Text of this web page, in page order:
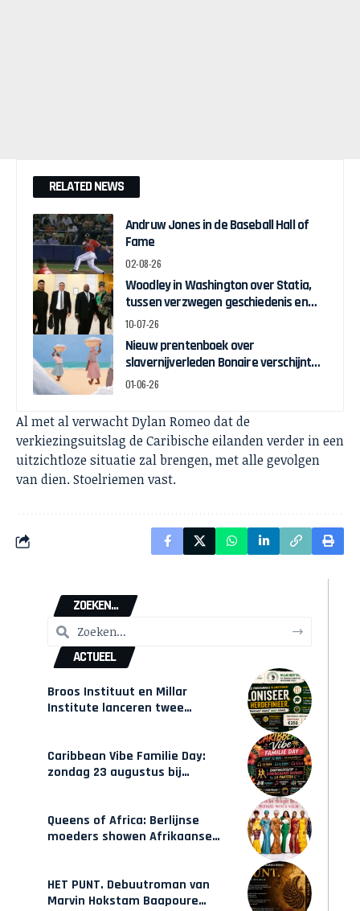
RELATED NEWS
Andruw Jones in de Baseball Hall of
Fame
02-08-26
Woodley in Washington over Statia,
tussen verzwegen geschiedenis en
zelfbeschikking
10-07-26
Nieuw prentenboek over
slavernijverleden Bonaire verschijnt
voor Keti Koti
01-06-26
Al met al verwacht Dylan Romeo dat de
verkiezingsuitslag de Caribische eilanden verder in een
uitzichtloze situatie zal brengen, met alle gevolgen
van dien. Stoelriemen vast.
ZOEKEN...
ACTUEEL
Broos Instituut en Millar
Institute lanceren twee
Caribbean Vibe Familie Day:
zondag 23 augustus bij
Queens of Africa: Berlijnse
moeders showen Afrikaanse
HET PUNT. Debuutroman van
Marvin Hokstam Baapoure